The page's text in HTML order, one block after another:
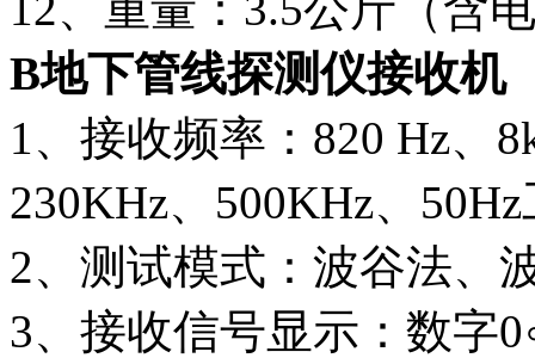
B地下管线探测仪接收机
1、接收频率：820 Hz、
230KHz、500KHz、
2、测试模式：波谷法、
3、接收信号显示：数字